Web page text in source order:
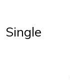
Single